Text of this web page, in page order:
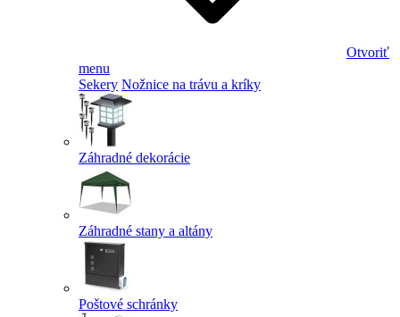
Otvoriť
menu
Sekery Nožnice na trávu a kríky
Záhradné dekorácie
Záhradné stany a altány
Poštové schránky